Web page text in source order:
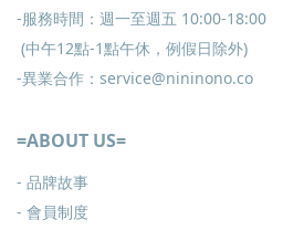
-服務時間：週一至週五 10:00-18:00
(中午12點-1點午休，例假日除外)
-異業合作：service@nininono.co
=ABOUT US=
- 品牌故事
- 會員制度